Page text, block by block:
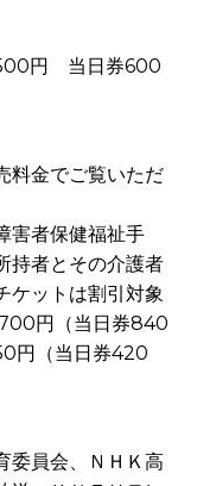
円 当日券600
料金でご覧いただ
害者保健福祉手
持者とその介護者
ケットは割引対象
円（当日券840
円（当日券420
委員会、ＮＨＫ高